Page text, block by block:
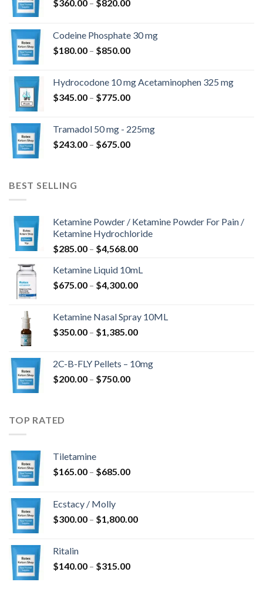
$360.00 – $820.00Preisspanne:
$820.00
Codeine Phosphate 30 mg
$180.00 – $850.00Preisspanne:
$850.00
Hydrocodone 10 mg Acetaminophen 325 mg
$345.00 – $775.00Preisspanne:
$775.00
Tramadol 50 mg - 225mg
$243.00 – $675.00Preisspanne:
BEST SELLING
Ketamine Powder / Ketamine Powder For Pain /
Ketamine Hydrochloride
$285.00 – $4,568.00Preisspanne:
bis
$4,568.00
Ketamine Liquid 10mL
$675.00 – $4,300.00Preisspanne:
$4,300.00
Ketamine Nasal Spray 10ML
$350.00 – $1,385.00Preisspanne:
$1,385.00
2C-B-FLY Pellets – 10mg
$200.00 – $750.00Preisspanne:
TOP RATED
Tiletamine
$165.00 – $685.00Preisspanne:
Ecstacy / Molly
$300.00 – $1,800.00Preisspanne:
Ritalin
$140.00 – $315.00Preisspanne: